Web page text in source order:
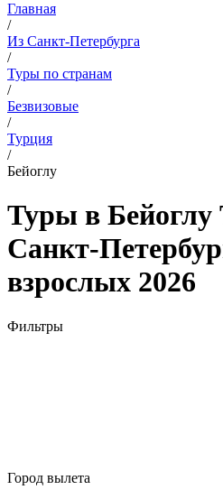
Главная
/
Из Санкт-Петербурга
/
Туры по странам
/
Безвизовые
/
Турция
/
Бейоглу
Туры в Бейоглу
Санкт-
взрослых 2026
Фильтры
Город вылета